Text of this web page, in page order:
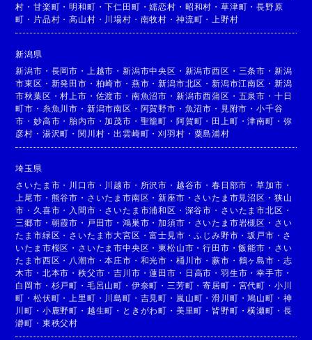
村 ・甘楽町 ・明和町 ・下仁田町 ・嬬恋村 ・ 昭和村 ・ 草津町 ・長野原
町 ・ 片品村 ・高山村 ・ 川場村 ・ 南牧村 ・ 神流町 ・ 上野村
新潟県
新潟市 ・ 長岡市 ・ 上越市 ・新潟市中央区 ・ 新潟市西区 ・ 三条市 ・ 新潟
市東区 ・ 新発田市 ・ 柏崎市 ・ 燕市 ・新潟市北区 ・新潟市江南区 ・ 新潟
市秋葉区 ・村上市 ・ 佐渡市 ・ 南魚沼市 ・ 新潟市西蒲区 ・ 五泉市 ・ 十日
町市 ・ 糸魚川市 ・ 新潟市南区 ・ 阿賀野市 ・ 魚沼市 ・ 見附市 ・小千谷
市 ・妙高市 ・ 胎内市 ・加茂市 ・ 聖籠町 ・ 阿賀町 ・ 田上町 ・津南町 ・ 弥
彦村 ・ 湯沢町 ・関川村 ・出雲崎町 ・刈羽村 ・ 粟島浦村
埼玉県
さいたま市 ・ 川口市 ・ 川越市 ・ 所沢市 ・ 越谷市 ・春日部市 ・草加市 ・
上尾市 ・ 熊谷市 ・ さいたま市南区 ・新座市 ・ さいたま市見沼区 ・ 狭山
市 ・ 久喜市 ・ 入間市 ・ さいたま市浦和区 ・ 深谷市 ・ さいたま市北区 ・
三郷市 ・ 朝霞市 ・ 戸田市 ・鴻巣市 ・加須市 ・ さいたま市岩槻区 ・ さい
たま市緑区 ・ さいたま市大宮区 ・富士見市 ・ふじみ野市 ・坂戸市 ・ さ
いたま市桜区 ・ さいたま市中央区 ・東松山市 ・行田市 ・飯能市 ・ さい
たま市西区 ・ 八潮市 ・本庄市 ・ 和光市 ・ 桶川市 ・蕨市 ・ 鶴ヶ島市 ・ 志
木市 ・ 北本市 ・秩父市 ・吉川市 ・蓮田市 ・ 日高市 ・ 羽生市 ・幸手市 ・
白岡市 ・ 杉戸町 ・ 毛呂山町 ・ 伊奈町 ・ 三芳町 ・寄居町 ・ 宮代町 ・ 小川
町 ・松伏町 ・ 上里町 ・ 川島町 ・ 吉見町 ・ 嵐山町 ・滑川町 ・鳩山町 ・ 神
川町 ・ 小鹿野町 ・ 越生町 ・ ときがわ町 ・ 美里町 ・ 皆野町 ・横瀬町 ・ 長
瀞町 ・ 東秩父村